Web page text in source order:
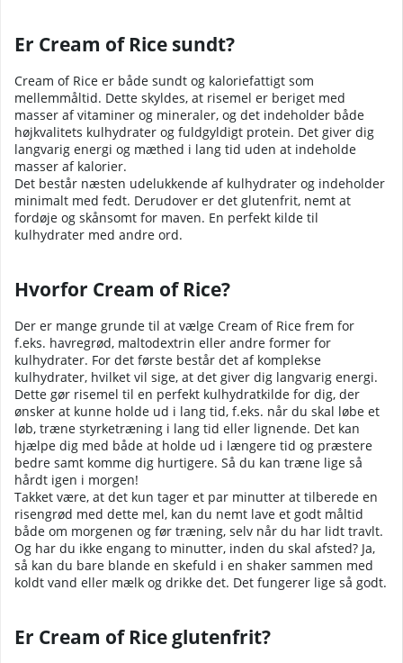
Er Cream of Rice sundt?
Cream of Rice er både sundt og kaloriefattigt som
mellemmåltid. Dette skyldes, at risemel er beriget med
masser af vitaminer og mineraler, og det indeholder både
højkvalitets kulhydrater og fuldgyldigt protein. Det giver dig
langvarig energi og mæthed i lang tid uden at indeholde
masser af kalorier.
Det består næsten udelukkende af kulhydrater og indeholder
minimalt med fedt. Derudover er det glutenfrit, nemt at
fordøje og skånsomt for maven. En perfekt kilde til
kulhydrater med andre ord.
Hvorfor Cream of Rice?
Der er mange grunde til at vælge Cream of Rice frem for
f.eks. havregrød, maltodextrin eller andre former for
kulhydrater. For det første består det af komplekse
kulhydrater, hvilket vil sige, at det giver dig langvarig energi.
Dette gør risemel til en perfekt kulhydratkilde for dig, der
ønsker at kunne holde ud i lang tid, f.eks. når du skal løbe et
løb, træne styrketræning i lang tid eller lignende. Det kan
hjælpe dig med både at holde ud i længere tid og præstere
bedre samt komme dig hurtigere. Så du kan træne lige så
hårdt igen i morgen!
Takket være, at det kun tager et par minutter at tilberede en
risengrød med dette mel, kan du nemt lave et godt måltid
både om morgenen og før træning, selv når du har lidt travlt.
Og har du ikke engang to minutter, inden du skal afsted? Ja,
så kan du bare blande en skefuld i en shaker sammen med
koldt vand eller mælk og drikke det. Det fungerer lige så godt.
Er Cream of Rice glutenfrit?